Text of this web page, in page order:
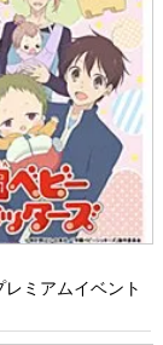
レミアムイベント